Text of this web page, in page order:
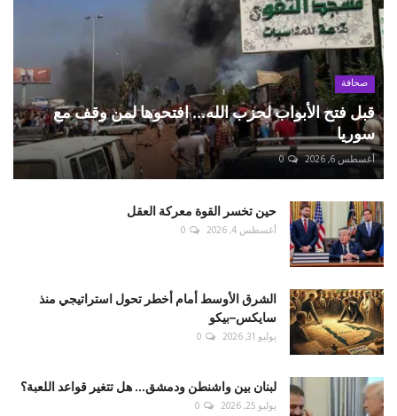
صحافة
قبل فتح الأبواب لحزب الله... افتحوها لمن وقف مع
سوريا
أغسطس 6, 2026 0
حين تخسر القوة معركة العقل
أغسطس 4, 2026 0
الشرق الأوسط أمام أخطر تحول استراتيجي منذ
سايكس–بيكو
يوليو 31, 2026 0
لبنان بين واشنطن ودمشق... هل تتغير قواعد اللعبة؟
يوليو 25, 2026 0